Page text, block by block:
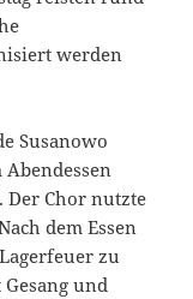
werden
Susanowo
Der Chor nutzte
dem Essen
zu
und